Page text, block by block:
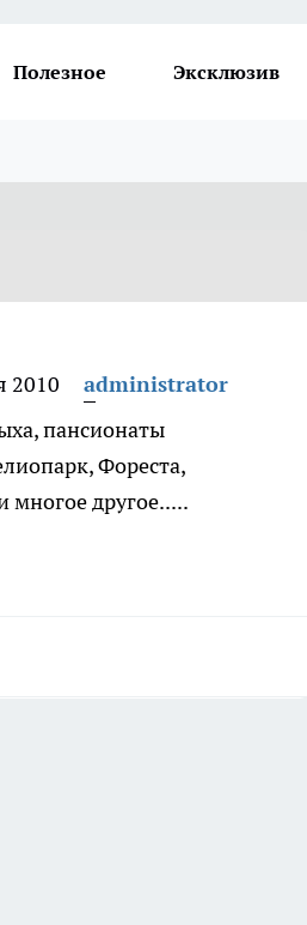
Полезное Эксклюзив
2010
administrator
пансионаты
Фореста,
многое другое.....